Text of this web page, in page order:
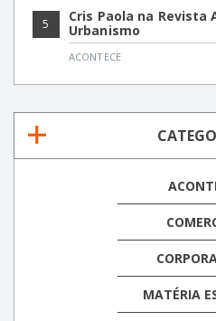
5
Cris Paola na Revista
Urbanismo
ACONTECE
MATÉRIA